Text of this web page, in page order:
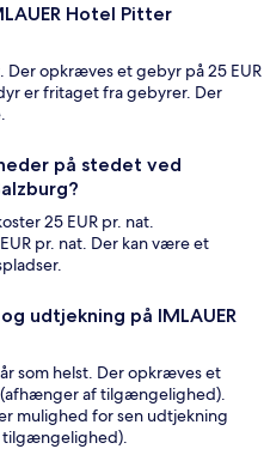
Hotel Pitter
opkræves et gebyr på 25 EUR
er fritaget fra gebyrer. Der
på stedet ved
25 EUR pr. nat.
pr. nat. Der kan være et
udtjekning på IMLAUER
som helst. Der opkræves et
af tilgængelighed).
mulighed for sen udtjekning
tilgængelighed).